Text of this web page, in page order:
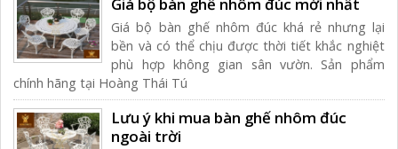
Giá bộ bàn ghế nhôm đúc khá rẻ nhưng lại
bền và có thể chịu được thời tiết khắc nghiệt
phù hợp không gian sân vườn. Sản phẩm
chính hãng tại Hoàng Thái Tú
Lưu ý khi mua bàn ghế nhôm đúc
ngoài trời